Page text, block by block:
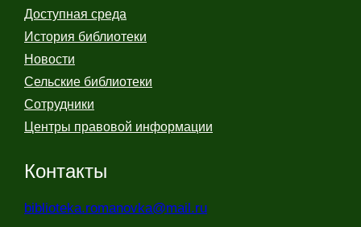
Доступная среда
История библиотеки
Новости
Сельские библиотеки
Сотрудники
Центры правовой информации
Контакты
biblioteka.romanovka@mail.ru